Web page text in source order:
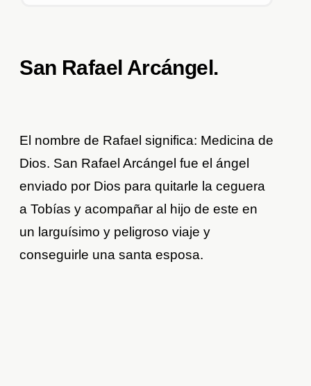
San Rafael Arcángel.
El nombre de Rafael significa: Medicina de
Dios. San Rafael Arcángel fue el ángel
enviado por Dios para quitarle la ceguera
a Tobías y acompañar al hijo de este en
un larguísimo y peligroso viaje y
conseguirle una santa esposa.